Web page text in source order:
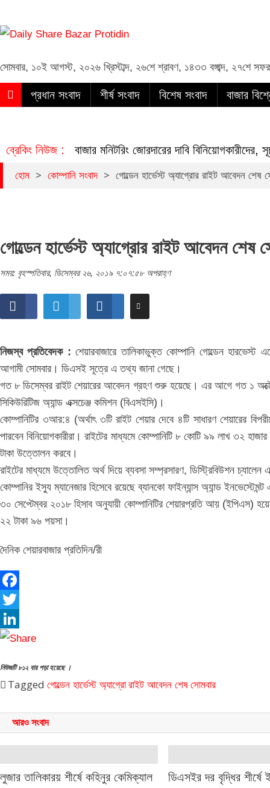
সোমবার, ১০ই আগস্ট, ২০২৬ খ্রিস্টাব্দ, ২৬শে শ্রাবণ, ১৪৩৩ বঙ্গাব্দ, ২৭শে
প্রধান সংবাদ শীর্ষ সংবাদ বিশেষ সংবাদ বাজার
ব্রেকিং নিউজ : বাজার মনিটরিং জোরদারের দাবি
হোম > কোম্পানি সংবাদ > গোল্ডেন হার্ভেস্ট অ্যাগ্রোর রাইট আবেদন শেষ
গোল্ডেন হার্ভেস্ট অ্যাগ্রোর রাইট আবেদন শেষ
সময়: বৃহস্পতিবার, ডিসেম্বর ২৬, ২০১৯ ৭:০৭:৫৮ অপরাহ্ণ
নিজস্ব প্রতিবেদক : শেয়ারবাজারে তালিকাভুক্ত কোম্পানি গোল্ডেন হারভেস্ট
আগামী সোমবার। ডিএসই সূত্রে এ তথ্য জানা গেছে।
গত ৮ ডিসেম্বর রাইট শেয়ারের আবেদন গ্রহণ শুরু হয়েছে। এর আগে গত ১
সিকিউরিটিজ অ্যান্ড এক্সচেঞ্জ কমিশন (বিএসইসি)।
কোম্পানিটির ৩আর:৪ (অর্থাৎ ৩টি রাইট শেয়ার দেবে ৪টি সাধারণ শেয়ারের
পারবেন বিনিয়োগকারীরা। রাইটের মাধ্যমে কোম্পানিটি ৮ কোটি ৯৯ লাখ ৩২
টাকা উত্তোলন করবে।
রাইটের মাধ্যমে উত্তোলিত অর্থ দিয়ে ব্যবসা সম্প্রসারণ, ডিস্ট্রিবিউশন
কোম্পানির ইস্যু ম্যানেজার হিসেবে রয়েছে ব্যানকো ফাইন্যান্স অ্যান্ড
৩০ সেপ্টেম্বর ২০১৮ হিসাব অনুযায়ী কোম্পানিটির শেয়ারপ্রতি আয় (ইপিএস)
২২ টাকা ৯৬ পয়সা।
দৈনিক শেয়ারবাজার প্রতিদিন/রী
Facebook
Twitter
LinkedIn
নিউজটি ৮১২ বার পড়া হয়েছে ।
Tagged গোল্ডেন হার্ভেস্ট অ্যাগ্রো রাইট আবেদন শেষ সোমবার
আরও সংবাদ
লুজার তালিকারয় শীর্ষে কহিনুর কেমিক্যাল ডিএসইর দর বৃদ্ধির শীর্ষে